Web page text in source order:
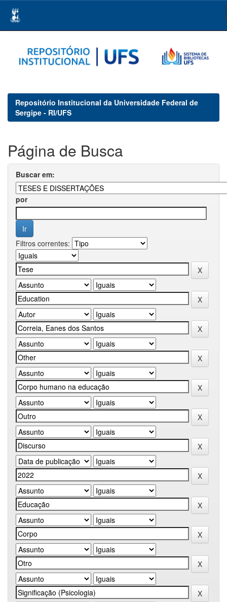
navigation
Repositório Institucional da Universidade Federal de
Sergipe - RI/UFS
Página de Busca
Buscar em:
por
Filtros correntes: